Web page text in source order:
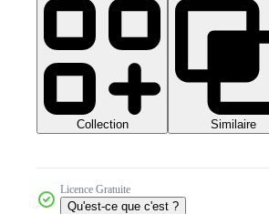
Collection Similaire
Licence Gratuite
Qu'est-ce que c'est ?